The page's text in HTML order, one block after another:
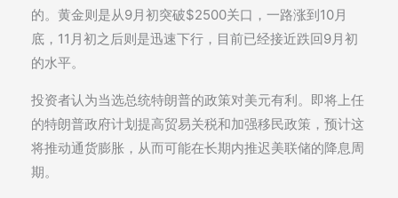
的。黄金则是从9月初突破$2500关口，一路涨到10月
底，11月初之后则是迅速下行，目前已经接近跌回9月初
的水平。
投资者认为当选总统特朗普的政策对美元有利。即将上任
的特朗普政府计划提高贸易关税和加强移民政策，预计这
将推动通货膨胀，从而可能在长期内推迟美联储的降息周
期。